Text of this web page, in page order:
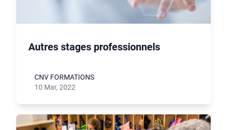
Autres stages professionnels
CNV FORMATIONS
10 Mar, 2022